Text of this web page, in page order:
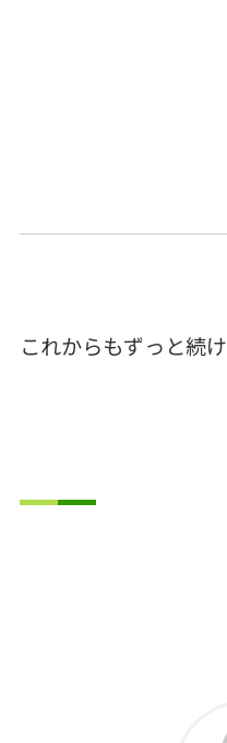
これからもずっと続